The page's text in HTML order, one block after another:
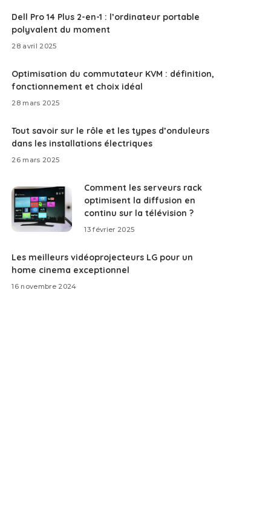
Dell Pro 14 Plus 2-en-1 : l’ordinateur portable
polyvalent du moment
28 avril 2025
Optimisation du commutateur KVM : définition,
fonctionnement et choix idéal
28 mars 2025
Tout savoir sur le rôle et les types d’onduleurs
dans les installations électriques
26 mars 2025
Comment les serveurs rack
optimisent la diffusion en
continu sur la télévision ?
13 février 2025
Les meilleurs vidéoprojecteurs LG pour un
home cinema exceptionnel
16 novembre 2024